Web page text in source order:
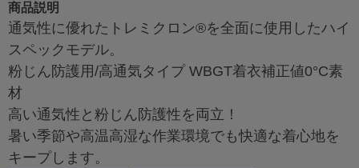
商品説明
通気性に優れたトレミクロン®を全面に使用したハイ
スペックモデル。
粉じん防護用/高通気タイプ WBGT着衣補正値0°C素
材
高い通気性と粉じん防護性を両立！
暑い季節や高温高湿な作業環境でも快適な着心地を
キープします。